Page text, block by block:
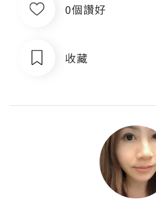
0個讚好
收藏